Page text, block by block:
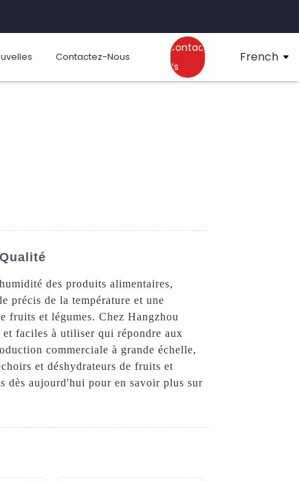
Contactez-Nous
Contact
Us
French
des produits alimentaires,
précis de la température et une
fruits et légumes. Chez Hangzhou
faciles à utiliser qui répondre aux
commerciale à grande échelle,
et déshydrateurs de fruits et
dès aujourd'hui pour en savoir plus sur